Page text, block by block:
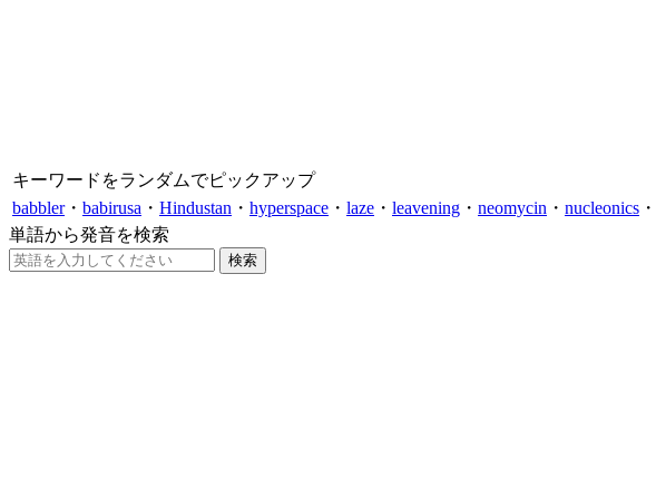
キーワードをランダムでピックアップ
babbler・ babirusa ・ Hindustan ・ hyperspace ・ laze ・ leavening ・ neomycin ・ nucleonics ・
単語から発音を検索